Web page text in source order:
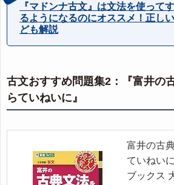
『マドンナ古文』は文法を使って
るようになるのにオススメ！正し
ども解説
古文おすすめ問題集2：『富井の
らていねいに』
富井の古
ていねい
ブックス